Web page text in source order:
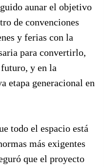
aunar el objetivo
de convenciones
y ferias con la
para convertirlo,
futuro, y en la
etapa generacional en
todo el espacio está
más exigentes
que el proyecto